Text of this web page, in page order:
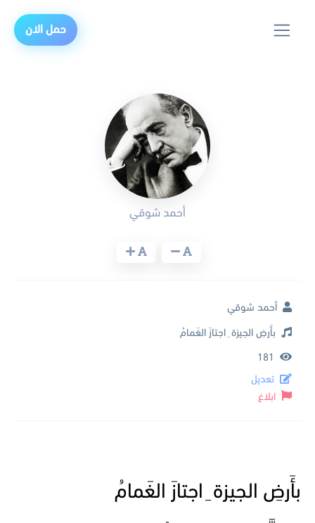
حمل الان
بأَرضِ الجيزة ِ اجتازَ الغَمامُ
أحمد شوقي
أحمد شوقي
بأَرضِ الجيزة ِ اجتازَ الغَمامُ
181
تعديل
ابلاغ